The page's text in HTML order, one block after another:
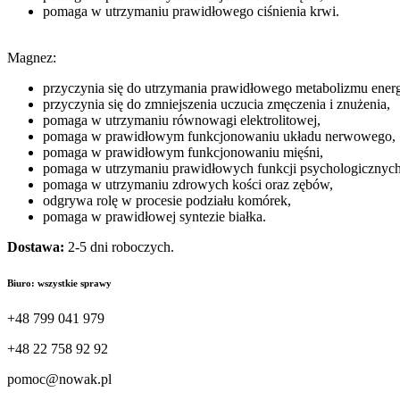
pomaga w utrzymaniu prawidłowego ciśnienia krwi.
Magnez:
przyczynia się do utrzymania prawidłowego metabolizmu
przyczynia się do zmniejszenia uczucia zmęczenia i znużenia,
pomaga w utrzymaniu równowagi elektrolitowej,
pomaga w prawidłowym funkcjonowaniu układu nerwowego,
pomaga w prawidłowym funkcjonowaniu mięśni,
pomaga w utrzymaniu prawidłowych funkcji
pomaga w utrzymaniu zdrowych kości oraz zębów,
odgrywa rolę w procesie podziału komórek,
pomaga w prawidłowej syntezie białka.
Dostawa: 2-5 dni roboczych.
Biuro: wszystkie sprawy
+48 799 041 979
+48 22 758 92 92
pomoc@nowak.pl